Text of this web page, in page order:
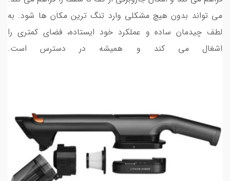
می تواند بدون هیچ مشکلی وارد تنگ ترین مکان ها شود. به
لطف چیدمان ساده و عملکرد خود ایستاده، فضای کمتری را
اشغال می کند و همیشه در دسترس است.